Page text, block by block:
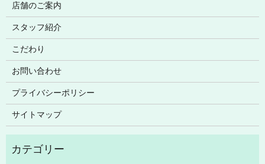
店舗のご案内
スタッフ紹介
こだわり
お問い合わせ
プライバシーポリシー
サイトマップ